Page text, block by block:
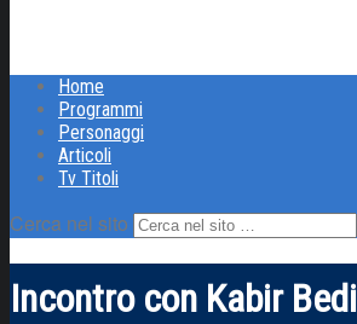
Home
Programmi
Personaggi
Articoli
Tv Titoli
Cerca nel sito
Incontro con Kabir Bedi